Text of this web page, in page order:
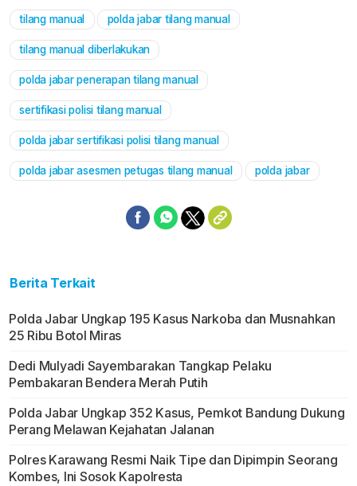
tilang manual polda jabar tilang manual
tilang manual diberlakukan
polda jabar penerapan tilang manual
sertifikasi polisi tilang manual
polda jabar sertifikasi polisi tilang manual
polda jabar asesmen petugas tilang manual polda jabar
Berita Terkait
Polda Jabar Ungkap 195 Kasus Narkoba dan Musnahkan
25 Ribu Botol Miras
Dedi Mulyadi Sayembarakan Tangkap Pelaku
Pembakaran Bendera Merah Putih
Polda Jabar Ungkap 352 Kasus, Pemkot Bandung Dukung
Perang Melawan Kejahatan Jalanan
Polres Karawang Resmi Naik Tipe dan Dipimpin Seorang
Kombes, Ini Sosok Kapolresta